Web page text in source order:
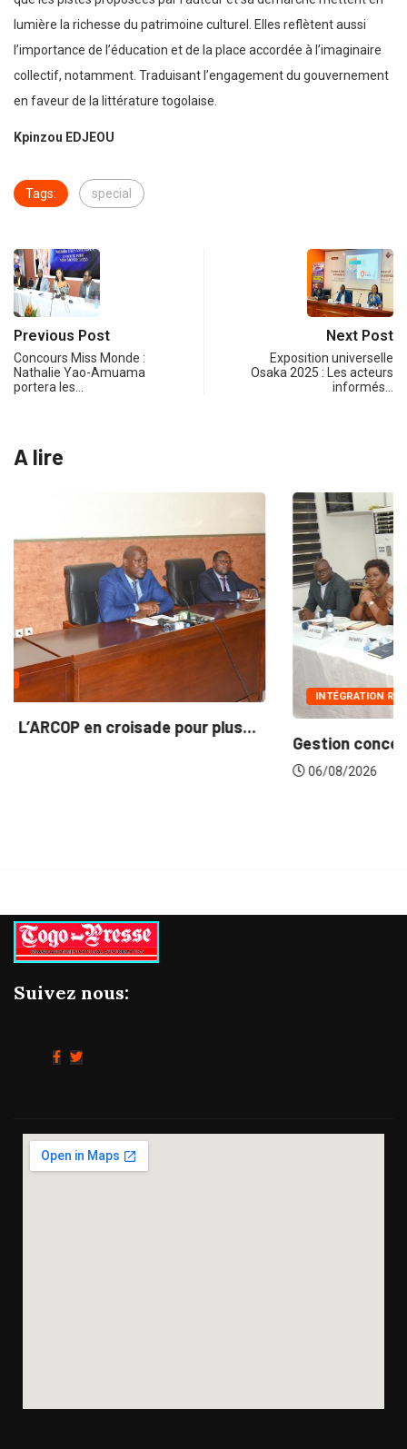
lumière la richesse du patrimoine culturel. Elles reflètent aussi
l’importance de l’éducation et de la place accordée à l’imaginaire
collectif, notamment. Traduisant l’engagement du gouvernement
en faveur de la littérature togolaise.
Kpinzou EDJEOU
Tags: special
Previous Post
Concours Miss Monde :
Nathalie Yao-Amuama
portera les…
Next Post
Exposition universelle
Osaka 2025 : Les acteurs
informés…
A lire
Gestion concertée et durable du Bassin du...
Suivez nous: